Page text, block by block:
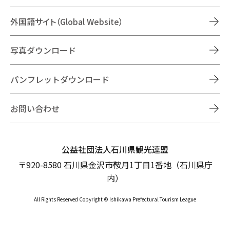
外国語サイト（Global Website）
写真ダウンロード
パンフレットダウンロード
お問い合わせ
公益社団法人石川県観光連盟
〒920-8580 石川県金沢市鞍月1丁目1番地（石川県庁
内）
All Rights Reserved Copyright © Ishikawa Prefectural Tourism League